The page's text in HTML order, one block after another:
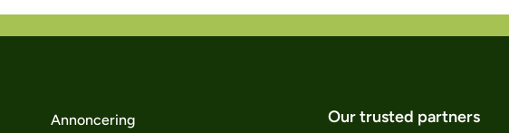
Annoncering
Our trusted partners